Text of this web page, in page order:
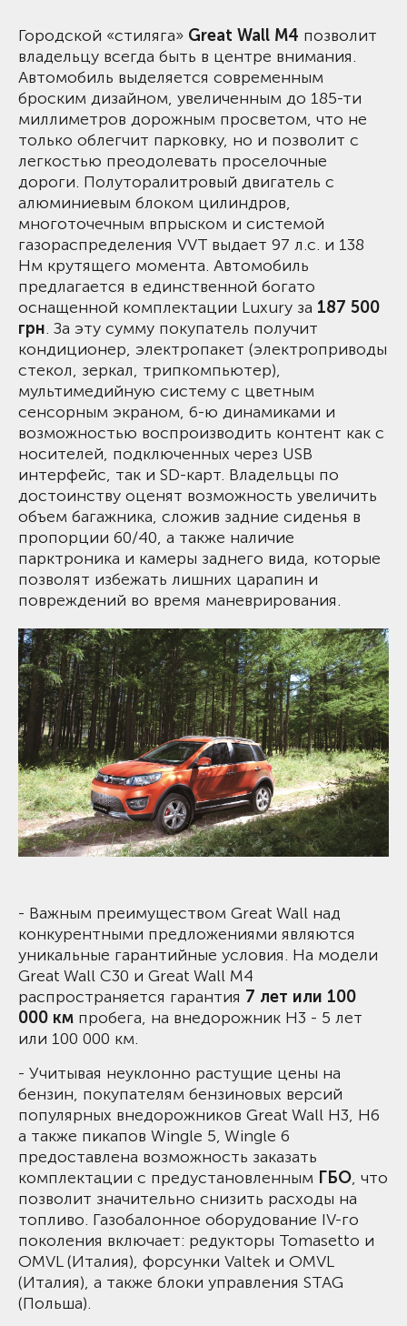
Городской «стиляга» Great Wall M4 позволит
владельцу всегда быть в центре внимания.
Автомобиль выделяется современным
броским дизайном, увеличенным до 185-ти
миллиметров дорожным просветом, что не
только облегчит парковку, но и позволит с
легкостью преодолевать проселочные
дороги. Полуторалитровый двигатель с
алюминиевым блоком цилиндров,
многоточечным впрыском и системой
газораспределения VVT выдает 97 л.с. и 138
Нм крутящего момента. Автомобиль
предлагается в единственной богато
оснащенной комплектации Luxury за 187 500
грн. За эту сумму покупатель получит
кондиционер, электропакет (электроприводы
стекол, зеркал, трипкомпьютер),
мультимедийную систему с цветным
сенсорным экраном, 6-ю динамиками и
возможностью воспроизводить контент как с
носителей, подключенных через USB
интерфейс, так и SD-карт. Владельцы по
достоинству оценят возможность увеличить
объем багажника, сложив задние сиденья в
пропорции 60/40, а также наличие
парктроника и камеры заднего вида, которые
позволят избежать лишних царапин и
повреждений во время маневрирования.
- Важным преимуществом Great Wall над
конкурентными предложениями являются
уникальные гарантийные условия. На модели
Great Wall C30 и Great Wall M4
распространяется гарантия 7 лет или 100
000 км пробега, на внедорожник Н3 - 5 лет
или 100 000 км.
- Учитывая неуклонно растущие цены на
бензин, покупателям бензиновых версий
популярных внедорожников Great Wall Н3, Н6
а также пикапов Wingle 5, Wingle 6
предоставлена возможность заказать
комплектации с предустановленным ГБО, что
позволит значительно снизить расходы на
топливо. Газобалонное оборудование IV-го
поколения включает: редукторы Tomasetto и
OMVL (Италия), форсунки Valtek и OMVL
(Италия), а также блоки управления STAG
(Польша).